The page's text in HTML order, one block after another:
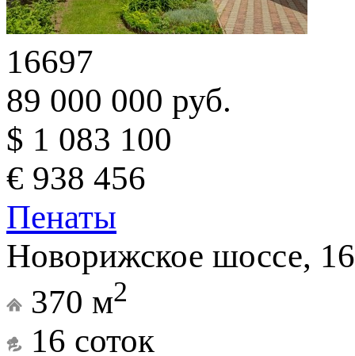
16697
89 000 000 руб.
$ 1 083 100
€ 938 456
Пенаты
Новорижское шоссе,
370 м2
16 соток